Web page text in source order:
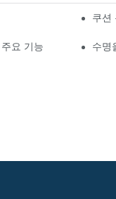
쿠션
요 기능 수명